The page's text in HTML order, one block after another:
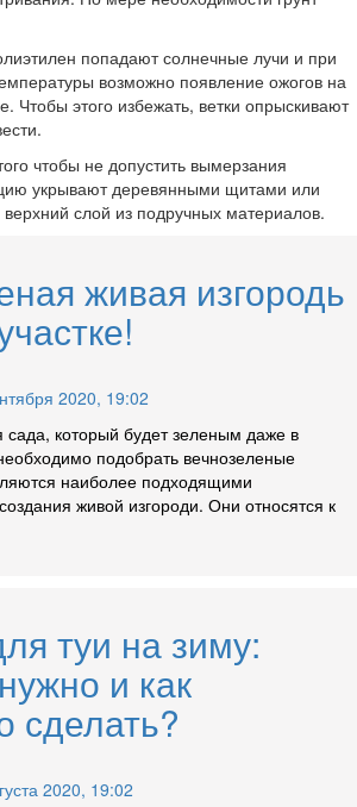
попадают солнечные лучи и при
возможно появление ожогов на
Чтобы этого избежать, ветки опрыскивают
чтобы не допустить вымерзания
укрывают деревянными щитами или
слой из подручных материалов.
живая изгородь
2020, 19:02
который будет зеленым даже в
подобрать вечнозеленые
наиболее подходящими
живой изгороди. Они относятся к
туи на зиму:
и как
сделать?
2020, 19:02